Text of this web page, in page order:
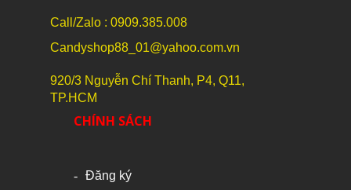
Call/Zalo : 0909.385.008
Candyshop88_01@yahoo.com.vn
920/3 Nguyễn Chí Thanh, P4, Q11,
TP.HCM
CHÍNH SÁCH
Đăng ký